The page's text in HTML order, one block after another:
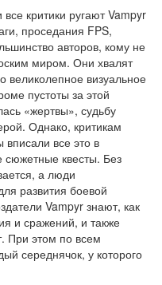
критики ругают Vampyr
проседания FPS,
авторов, кому не
миром. Они хвалят
великолепное визуальное
пустоты за этой
«жертвы», судьбу
Однако, критикам
вписали все это в
квесты. Без
а люди
развития боевой
Vampyr знают, как
и сражений, и также
При этом по всем
середнячок, у которого